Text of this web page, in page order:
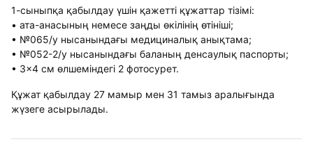
1-сыныпқа қабылдау үшін қажетті құжаттар тізімі:
• ата-анасының немесе заңды өкілінің өтініші;
• №065/у нысанындағы медициналық анықтама;
• №052-2/у нысанындағы баланың денсаулық паспорты;
• 3×4 см өлшеміндегі 2 фотосурет.
Құжат қабылдау 27 мамыр мен 31 тамыз аралығында
жүзеге асырылады.